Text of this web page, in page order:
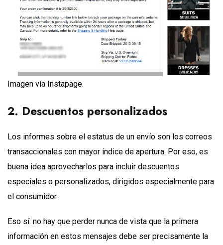
Imagen vía Instapage.
2. Descuentos personalizados
Los informes sobre el estatus de un envío son los correos
transaccionales con mayor índice de apertura. Por eso, es
buena idea aprovecharlos para incluir descuentos
especiales o personalizados, dirigidos especialmente para
el consumidor.
Eso sí: no hay que perder nunca de vista que la primera
información en estos mensajes debe ser precisamente la